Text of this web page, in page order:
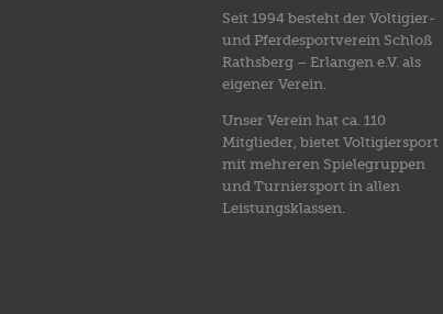
Seit 1994 besteht der Voltigier-
und Pferdesportverein Schloß
Rathsberg – Erlangen e.V. als
eigener Verein.
Unser Verein hat ca. 110
Mitglieder, bietet Voltigiersport
mit mehreren Spielegruppen
und Turniersport in allen
Leistungsklassen.